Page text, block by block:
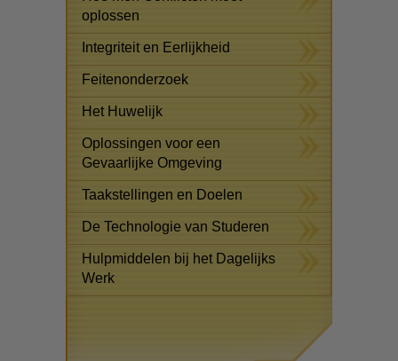
oplossen
Integriteit en Eerlijkheid
Feitenonderzoek
Het Huwelijk
Oplossingen voor een
Gevaarlijke Omgeving
Taakstellingen en Doelen
De Technologie van Studeren
Hulpmiddelen bij het Dagelijks
Werk